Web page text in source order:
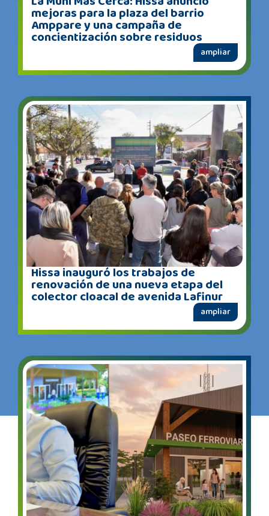
mejoras para la plaza del barrio
Amppare y una campaña de
concientización sobre residuos
ampliar
Hissa inauguró los trabajos de
renovación de una nueva etapa del
colector cloacal de avenida Lafinur
ampliar